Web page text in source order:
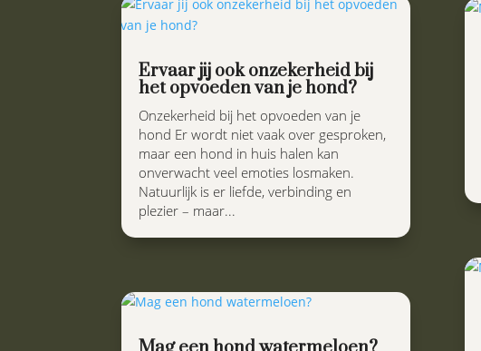
Ervaar jij ook onzekerheid bij
het opvoeden van je hond?
Onzekerheid bij het opvoeden van je
hond Er wordt niet vaak over gesproken,
maar een hond in huis halen kan
onverwacht veel emoties losmaken.
Natuurlijk is er liefde, verbinding en
plezier – maar...